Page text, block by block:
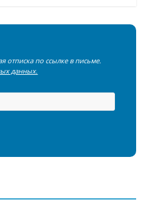
отписка по ссылке в письме.
данных.